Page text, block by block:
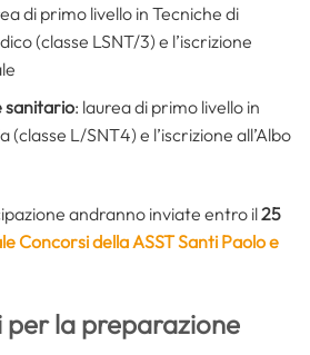
di primo livello in Tecniche di
(classe LSNT/3) e l’iscrizione
sanitario: laurea di primo livello in
(classe L/SNT4) e l’iscrizione all’Albo
andranno inviate entro il25
Concorsi della ASST Santi Paolo e
per la preparazione